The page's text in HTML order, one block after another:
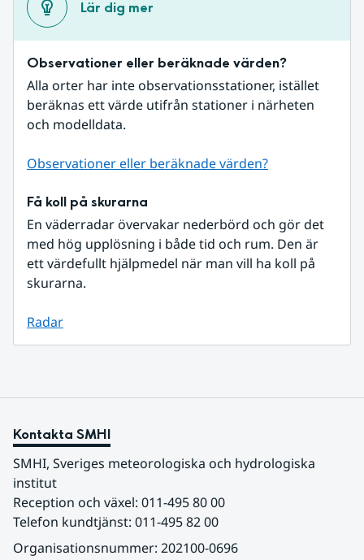
Lär dig mer
Observationer eller beräknade värden?
Alla orter har inte observationsstationer, istället
beräknas ett värde utifrån stationer i närheten
och modelldata.
Observationer eller beräknade värden?
Få koll på skurarna
En väderradar övervakar nederbörd och gör det
med hög upplösning i både tid och rum. Den är
ett värdefullt hjälpmedel när man vill ha koll på
skurarna.
Radar
Kontakta SMHI
SMHI, Sveriges meteorologiska och hydrologiska
institut
Reception och växel: 011-495 80 00
Telefon kundtjänst: 011-495 82 00
Organisationsnummer: 202100-0696